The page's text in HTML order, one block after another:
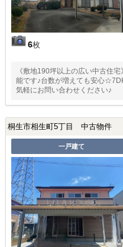
6枚
《敷地190坪以上の広い中古住
能です♪台数が増えても安心
気軽にお問い合わせください♪
桐生市相生町5丁目 中古物件
一戸建て